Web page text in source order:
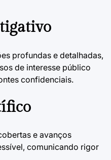
profundas e detalhadas,
de interesse público
confidenciais.
e avanços
comunicando rigor